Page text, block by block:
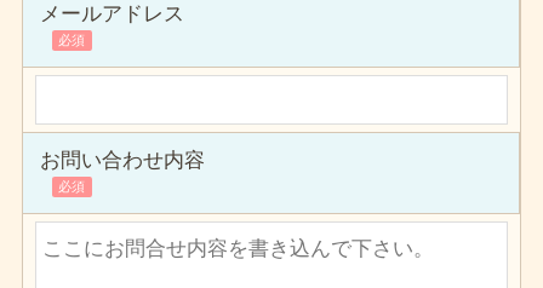
メールアドレス
お問い合わせ内容